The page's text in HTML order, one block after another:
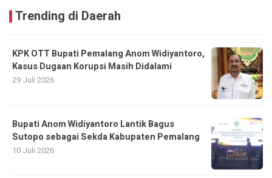
Trending di Daerah
KPK OTT Bupati Pemalang Anom Widiyantoro,
Kasus Dugaan Korupsi Masih Didalami
29 Juli 2026
Bupati Anom Widiyantoro Lantik Bagus
Sutopo sebagai Sekda Kabupaten Pemalang
10 Juli 2026